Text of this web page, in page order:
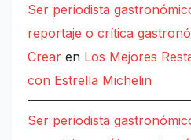
Ser periodista
reportaje o crítica
Crear en Los Mejores
con Estrella Michelin
Ser periodista